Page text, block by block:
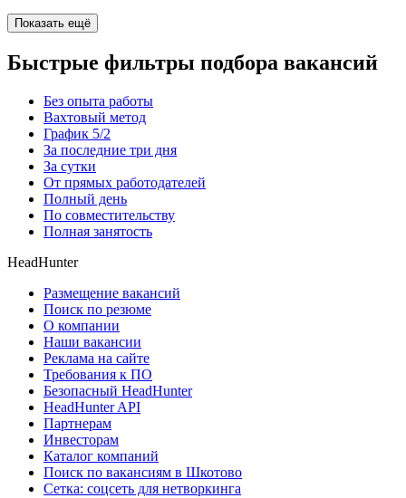
Показать ещё
Быстрые фильтры подбора вакансий
Без опыта работы
Вахтовый метод
График 5/2
За последние три дня
За сутки
От прямых работодателей
Полный день
По совместительству
Полная занятость
HeadHunter
Размещение вакансий
Поиск по резюме
О компании
Наши вакансии
Реклама на сайте
Требования к ПО
Безопасный HeadHunter
HeadHunter API
Партнерам
Инвесторам
Каталог компаний
Поиск по вакансиям в Шкотово
Сетка: соцсеть для нетворкинга